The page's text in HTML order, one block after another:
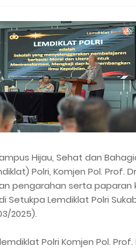
Hijau, Sehat dan
Polri, Komjen Pol. Prof.
pengarahan serta
Setukpa Lemdiklat Polri
2025).
Polri Komjen Pol. Prof.